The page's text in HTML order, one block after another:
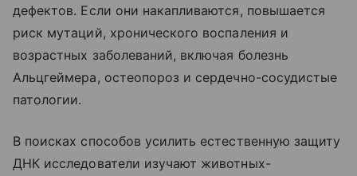
дефектов. Если они накапливаются, повышается
риск мутаций, хронического воспаления и
возрастных заболеваний, включая болезнь
Альцгеймера, остеопороз и сердечно-сосудистые
патологии.
В поисках способов усилить естественную защиту
ДНК исследователи изучают животных-